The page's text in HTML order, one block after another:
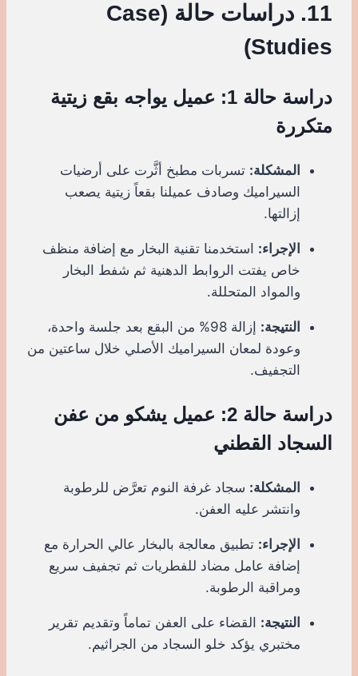
11. دراسات حالة (Case
Studies)
دراسة حالة 1: عميل يواجه بقع زيتية
متكررة
المشكلة: تسربات مطبخ أثَّرت على أرضيات
السيراميك وصادف عميلنا بقعاً زيتية يصعب
إزالتها.
الإجراء: استخدمنا تقنية البخار مع إضافة منظف
خاص يفتت الروابط الدهنية ثم شفط البخار
والمواد المتحللة.
النتيجة:
إزالة 98% من البقع بعد جلسة واحدة،
وعودة لمعان السيراميك الأصلي خلال ساعتين من
التجفيف.
دراسة حالة 2: عميل يشكو من عفن
السجاد القطني
المشكلة: سجاد غرفة النوم تعرَّض للرطوبة
وانتشر عليه العفن.
الإجراء: تطبيق معالجة بالبخار عالي الحرارة مع
إضافة عامل مضاد للفطريات ثم تجفيف سريع
ومراقبة الرطوبة.
النتيجة: القضاء على العفن تماماً وتقديم تقرير
مختبري يؤكد خلو السجاد من الجراثيم.